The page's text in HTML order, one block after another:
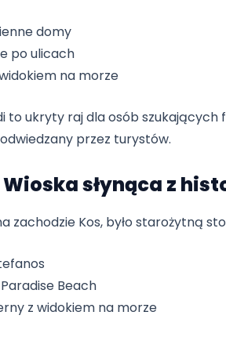
domy
po ulicach
na morze
to ukryty raj dla osób szukających
przez turystów.
słynąca z
zachodzie Kos, było starożytną
Beach
z widokiem na morze